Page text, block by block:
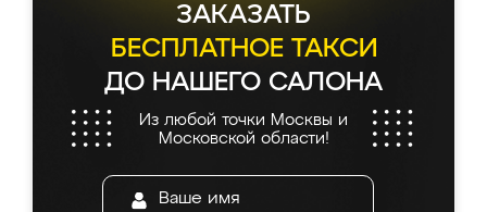
ЗАКАЗАТЬ
БЕСПЛАТНОЕ ТАКСИ
ДО НАШЕГО САЛОНА
Из любой точки Москвы и
Московской области!